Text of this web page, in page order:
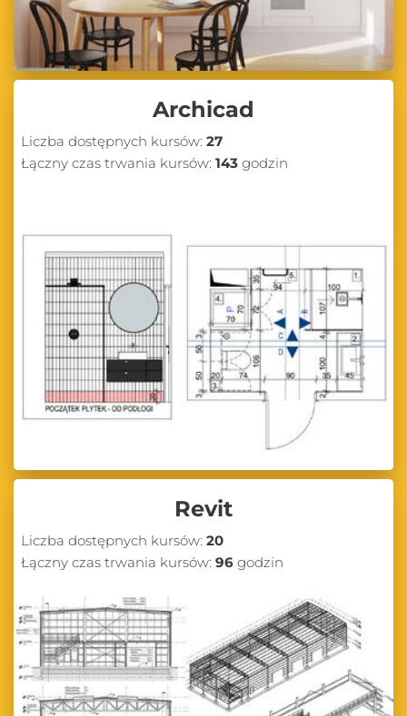
Archicad
Liczba dostępnych kursów: 27
Łączny czas trwania kursów: 143 godzin
Revit
Liczba dostępnych kursów: 20
Łączny czas trwania kursów: 96 godzin